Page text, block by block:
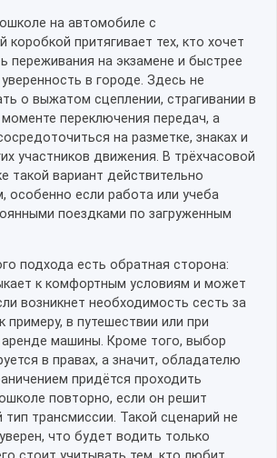
на автомобиле с
коробкой притягивает тех, кто хочет
переживания на экзамене и быстрее
в городе. Здесь не
о выжатом сцеплении, страгивании в
переключения передач, а
на разметке, знаках и
участников движения. В трёхчасовой
такой вариант действительно
особенно если работа или учеба
поездками по загруженным
подхода есть обратная сторона:
к комфортным условиям и может
возникнет необходимость сесть за
примеру, в путешествии или при
аренде машины. Кроме того, выбор
в правах, а значит, обладателю
придётся проходить
повторно, если он решит
тип трансмиссии. Такой сценарий не
что будет водить только